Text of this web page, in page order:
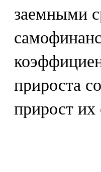
заемными
прироста
прирост